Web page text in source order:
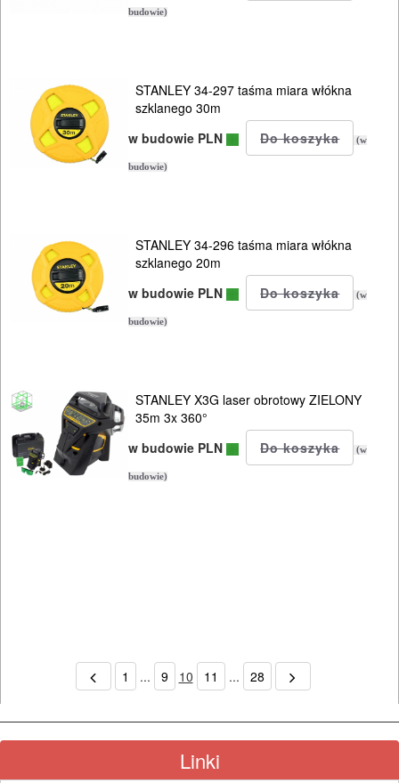
budowie)
STANLEY 34-297 taśma miara włókna
szklanego 30m
w budowie PLN
(w
budowie)
STANLEY 34-296 taśma miara włókna
szklanego 20m
w budowie PLN
(w
budowie)
STANLEY X3G laser obrotowy ZIELONY
35m 3x 360°
w budowie PLN
(w
budowie)
1 ... 9 10 11 ... 28
Linki